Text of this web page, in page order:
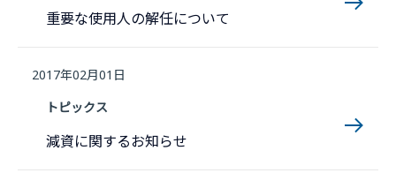
重要な使用人の解任について
2017年02月01日
トピックス
減資に関するお知らせ